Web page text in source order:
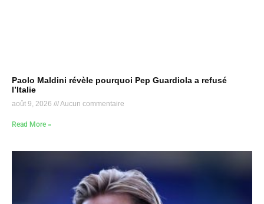
Paolo Maldini révèle pourquoi Pep Guardiola a refusé
l’Italie
août 9, 2026 Aucun commentaire
Read More »